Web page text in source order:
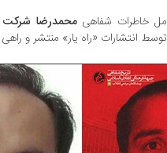
خاطرات شفاهیمحمدرضا شرکت
توسط انتشارات «راه یار» منتشر و